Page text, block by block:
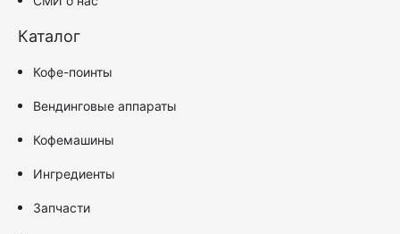
Каталог
Кофе-поинты
Вендинговые аппараты
Кофемашины
Ингредиенты
Запчасти